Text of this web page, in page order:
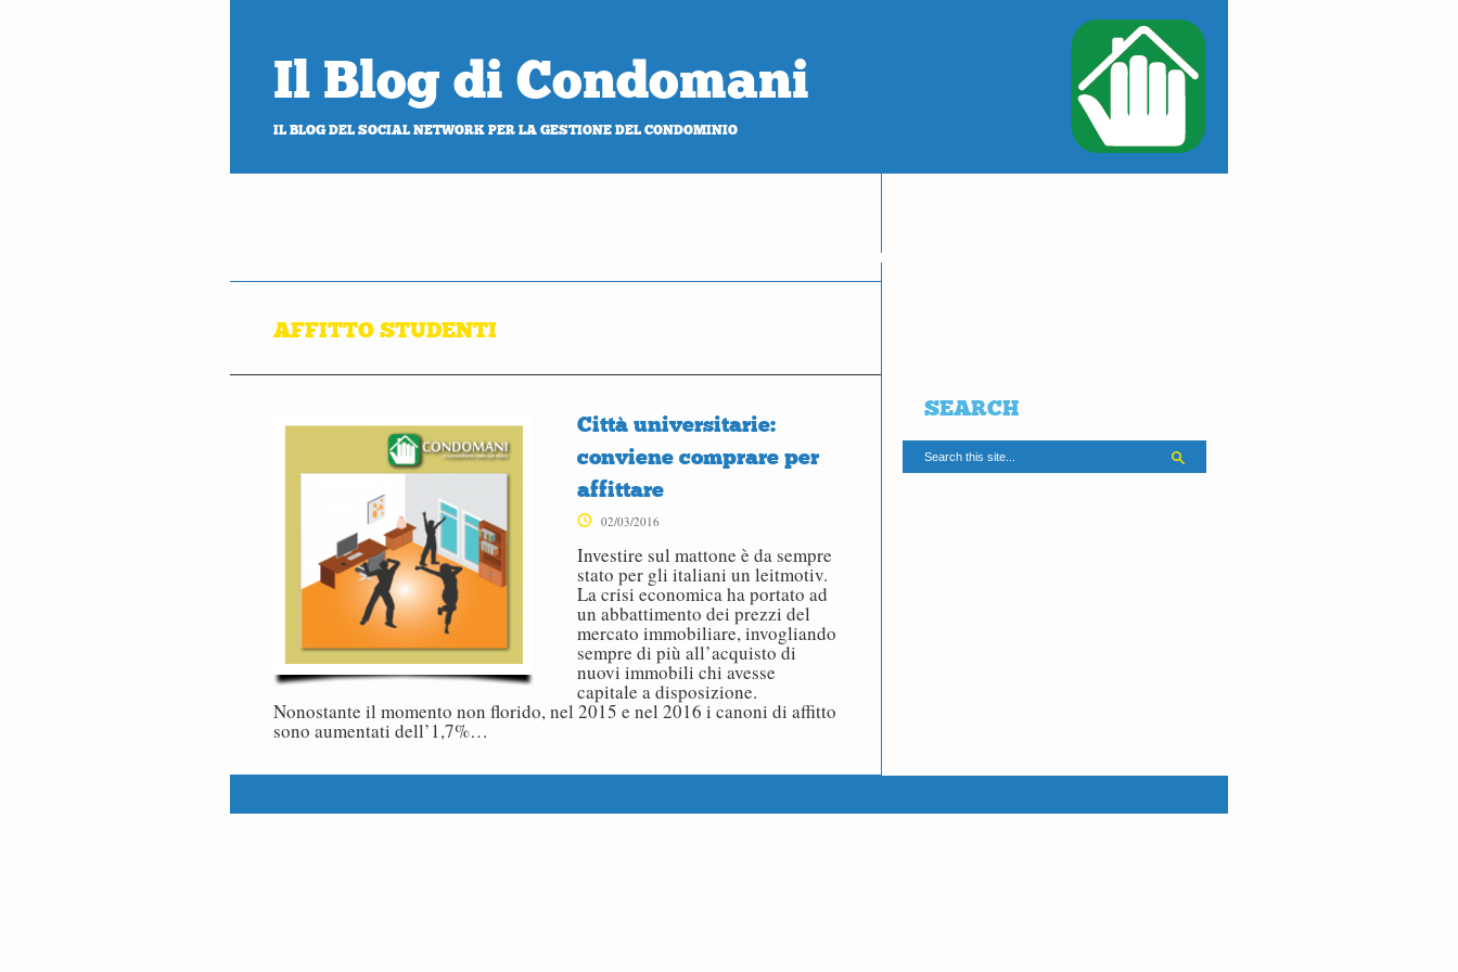
Il Blog di Condomani
IL BLOG DEL SOCIAL NETWORK PER LA GESTIONE DEL CONDOMINIO
AFFITTO STUDENTI
Città universitarie:
conviene comprare per
affittare
02/03/2016
Investire sul mattone è da sempre
stato per gli italiani un leitmotiv.
La crisi economica ha portato ad
un abbattimento dei prezzi del
mercato immobiliare, invogliando
sempre di più all’acquisto di
nuovi immobili chi avesse
capitale a disposizione.
Nonostante il momento non florido, nel 2015 e nel 2016 i canoni di affitto
sono aumentati dell’1,7%…
SEARCH